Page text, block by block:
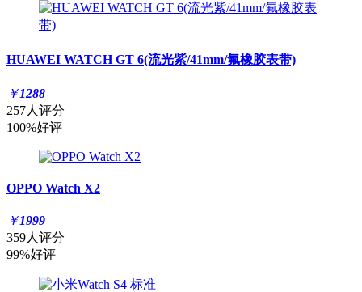
HUAWEI WATCH GT 6(流光紫/41mm/氟橡胶表带)
￥1288
257人评分
100%好评
OPPO Watch X2
￥1999
359人评分
99%好评